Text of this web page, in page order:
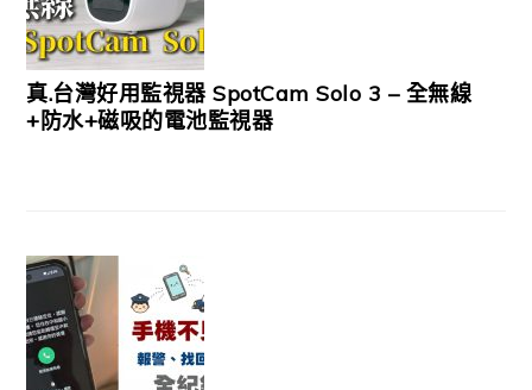
真.台灣好用監視器 SpotCam Solo 3 – 全無線
+防水+磁吸的電池監視器